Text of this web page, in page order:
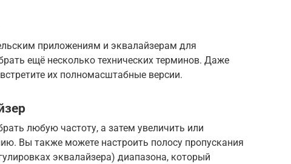
приложениям и эквалайзерам для
ещё несколько технических терминов. Даже
их полномасштабные версии.
любую частоту, а затем увеличить или
Вы также можете настроить полосу пропускания
эквалайзера) диапазона, который